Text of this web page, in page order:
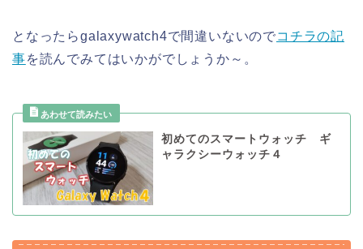
となったらgalaxywatch4で間違いないのでコチラの記
事を読んでみてはいかがでしょうか～。
初めてのスマートウォッチ ギ
ャラクシーウォッチ４